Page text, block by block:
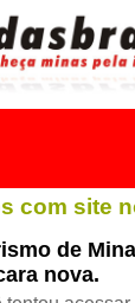
com site
de
nova.